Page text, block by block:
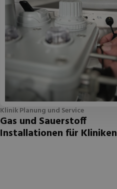
Klinik Planung und Service
Gas und Sauerstoff
Installationen für Kliniken